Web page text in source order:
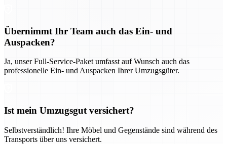
Übernimmt Ihr Team auch das Ein- und
Auspacken?
Ja, unser Full-Service-Paket umfasst auf Wunsch auch das
professionelle Ein- und Auspacken Ihrer Umzugsgüter.
Ist mein Umzugsgut versichert?
Selbstverständlich! Ihre Möbel und Gegenstände sind während des
Transports über uns versichert.